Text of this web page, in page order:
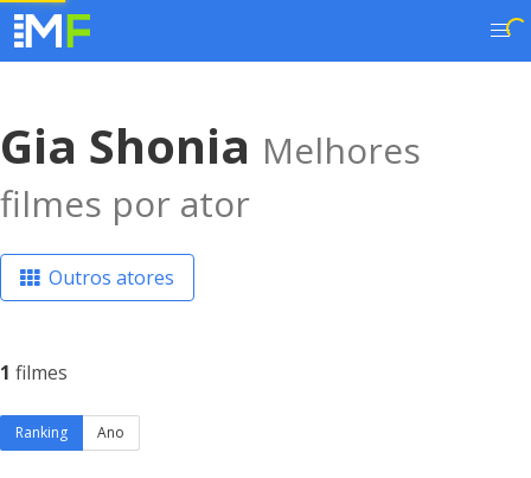
Gia Shonia Melhores
filmes por ator
Outros atores
1 filmes
Ranking Ano